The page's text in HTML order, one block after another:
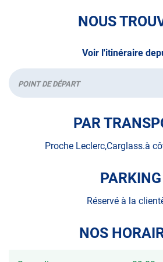
NOUS
Voir l'itinéraire
Départ
PAR
Proche Leclerc,Carglass.à
PARKING
Réservé à la
NOS